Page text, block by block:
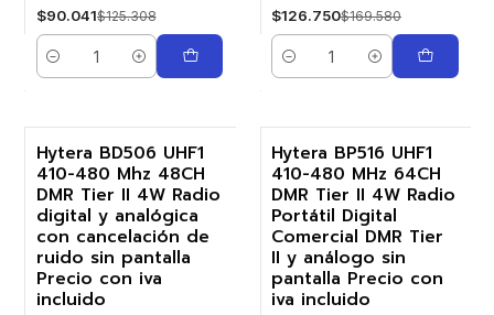
$90.041$125.308
Cantidad
$126.750$169.580
Cantidad
-19%
Hytera BD506 UHF1
410-480 Mhz 48CH
DMR Tier II 4W Radio
digital y analógica
con cancelación de
ruido sin pantalla
Precio con iva
incluido
-23%
Hytera BP516 UHF1
410-480 MHz 64CH
DMR Tier II 4W Radio
Portátil Digital
Comercial DMR Tier
II y análogo sin
pantalla Precio con
iva incluido